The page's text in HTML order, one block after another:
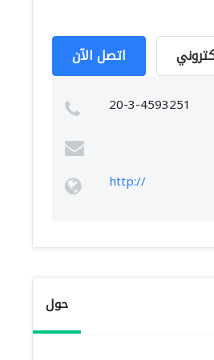
اتصل الآن
20-3-4593251
http://
حول